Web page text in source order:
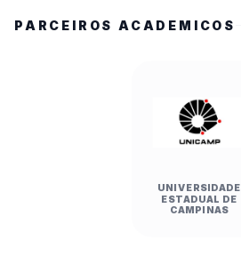
PARCEIROS ACADEMICOS
UNIVERSIDADE
ESTADUAL DE
CAMPINAS